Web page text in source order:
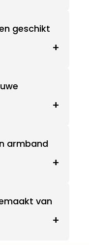
geschikt
+
+
armband
+
van
+